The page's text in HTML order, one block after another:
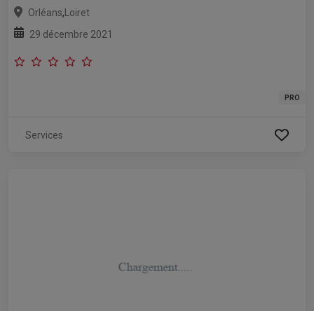
Orléans, Loiret
29 décembre 2021
PRO
Services